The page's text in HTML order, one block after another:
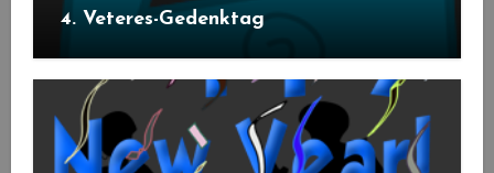
4. Veteres-Gedenktag